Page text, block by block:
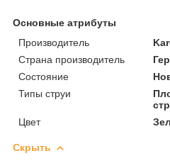
Основные атрибуты
Производитель
Страна производитель
Состояние
Типы струи
Цвет
Скрыть